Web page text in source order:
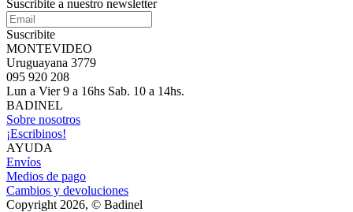
Suscribite a nuestro newsletter
Suscribite
MONTEVIDEO
Uruguayana 3779
095 920 208
Lun a Vier 9 a 16hs Sab. 10 a 14hs.
BADINEL
Sobre nosotros
¡Escribinos!
AYUDA
Envíos
Medios de pago
Cambios y devoluciones
Copyright 2026, © Badinel